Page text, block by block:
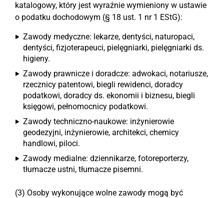
katalogowy, który jest wyraźnie wymieniony w ustawie
o podatku dochodowym (§ 18 ust. 1 nr 1 EStG):
Zawody medyczne: lekarze, dentyści, naturopaci,
dentyści, fizjoterapeuci, pielęgniarki, pielęgniarki ds.
higieny.
Zawody prawnicze i doradcze: adwokaci, notariusze,
rzecznicy patentowi, biegli rewidenci, doradcy
podatkowi, doradcy ds. ekonomii i biznesu, biegli
księgowi, pełnomocnicy podatkowi.
Zawody techniczno-naukowe: inżynierowie
geodezyjni, inżynierowie, architekci, chemicy
handlowi, piloci.
Zawody medialne: dziennikarze, fotoreporterzy,
tłumacze ustni, tłumacze pisemni.
(3) Osoby wykonujące wolne zawody mogą być